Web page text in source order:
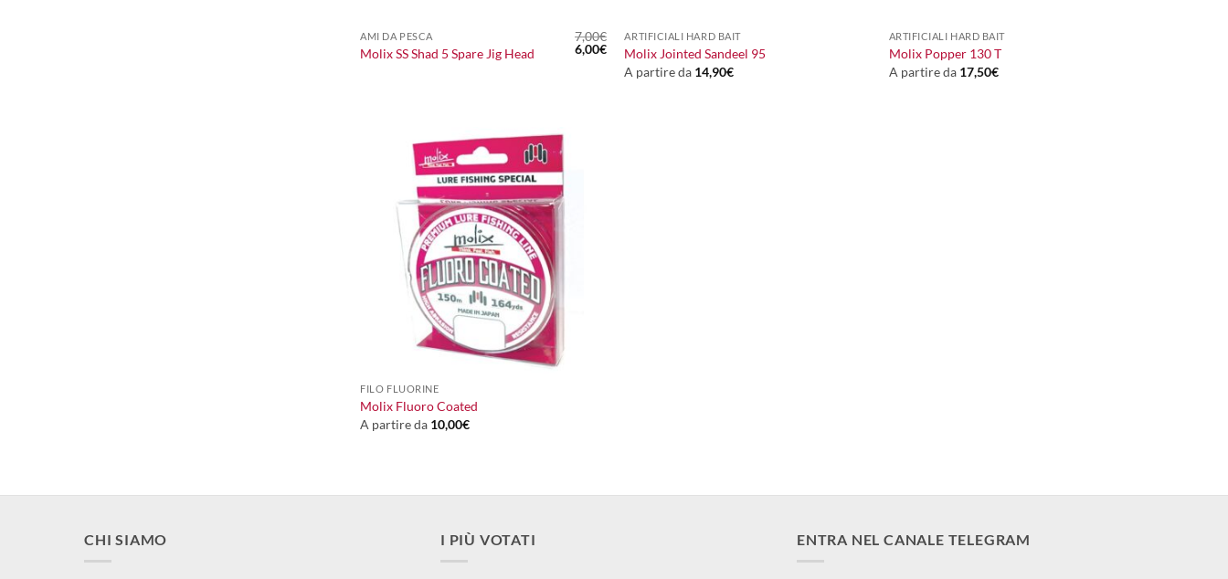
AMI DA PESCA
Molix SS Shad 5 Spare Jig Head
7,00€
Il
prezzo
6,00€Il
prezzo
attuale
ARTIFICIALI HARD BAIT
Molix Jointed Sandeel 95
A partire da 14,90€
ARTIFICIALI HARD BAIT
Molix Popper 130 T
A partire da 17,50€
FILO FLUORINE
Molix Fluoro Coated
A partire da 10,00€
CHI SIAMO I PIÙ VOTATI ENTRA NEL CANALE TELEGRAM